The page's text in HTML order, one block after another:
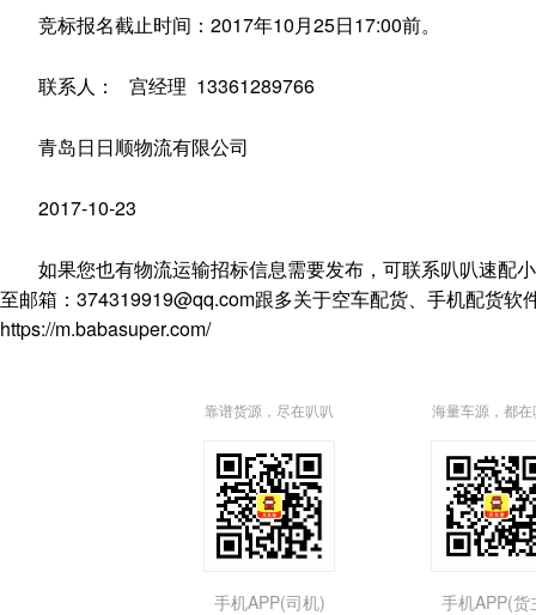
竞标报名截止时间：2017年10月25日17:00前。
联系人： 宫经理 13361289766
青岛日日顺物流有限公司
2017-10-23
如果您也有物流运输招标信息需要发布，可联系叭叭速配
至邮箱：374319919@qq.com跟多关于空车配货、手机配货
https://m.babasuper.com/
靠谱货源，尽在叭叭
手机APP(司机)
海量车源，都在
手机APP(货